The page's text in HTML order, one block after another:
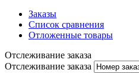
Заказы
Список сравнения
Отложенные товары
Отслеживание заказа
Отслеживание заказа